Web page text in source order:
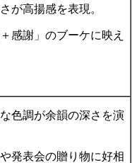
が高揚感を表現。
＋感謝」のブーケに映え
色調が余韻の深さを演
発表会の贈り物に好相